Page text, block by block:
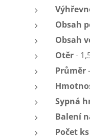
Obsah
Obsah
Otěr-
Průměr
Sypná
Balení
Počet